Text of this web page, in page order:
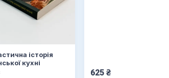
історія
кухні
625₴